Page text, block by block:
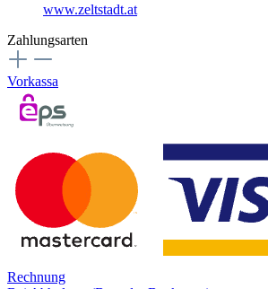
www.zeltstadt.at
Zahlungsarten
Vorkassa
Rechnung